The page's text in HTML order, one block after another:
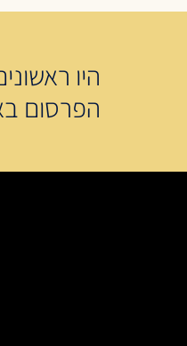
היו
הפרסום